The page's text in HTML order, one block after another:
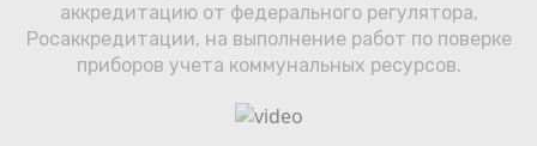
Юридические лица
аккредитацию от федерального регулятора,
Росаккредитации, на выполнение работ по поверке
приборов учета коммунальных ресурсов.